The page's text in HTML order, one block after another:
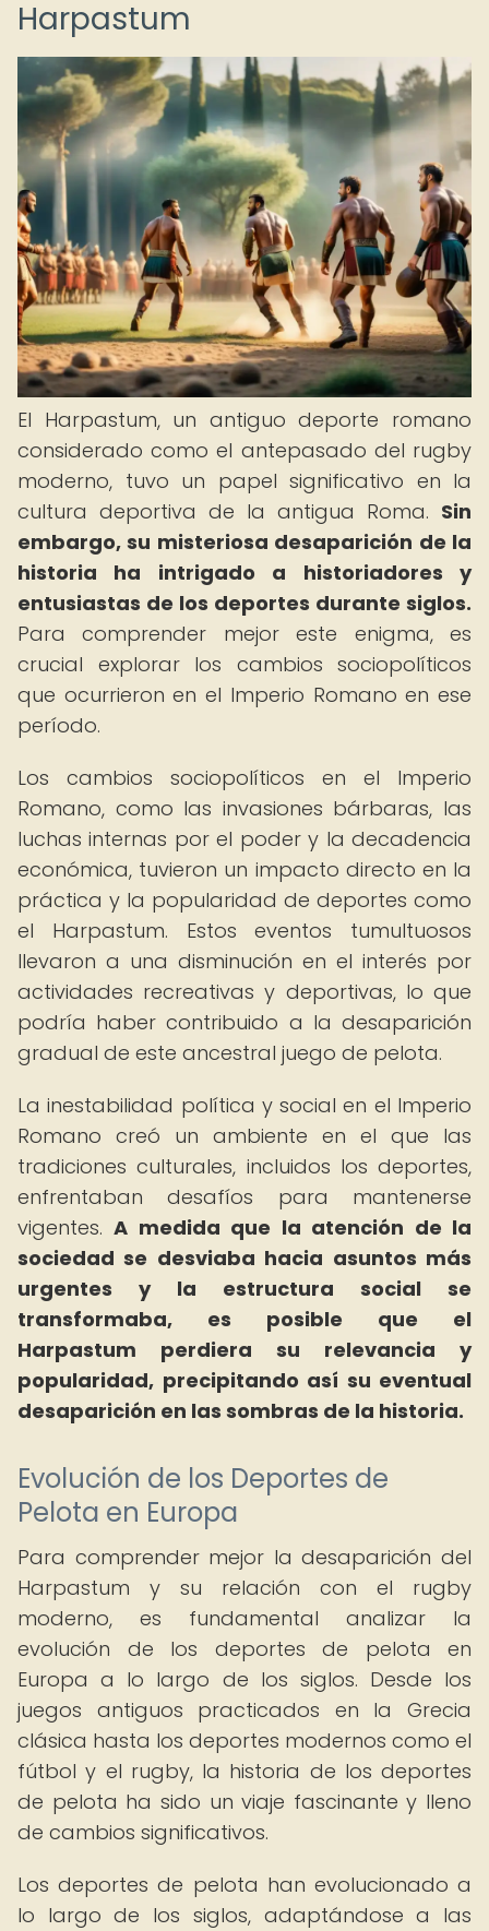
Harpastum
El Harpastum, un antiguo deporte romano
considerado como el antepasado del rugby
moderno, tuvo un papel significativo en la
cultura deportiva de la antigua Roma. Sin
embargo, su misteriosa desaparición de la
historia ha intrigado a historiadores y
entusiastas de los deportes durante siglos.
Para comprender mejor este enigma, es
crucial explorar los cambios sociopolíticos
que ocurrieron en el Imperio Romano en ese
período.
Los cambios sociopolíticos en el Imperio
Romano, como las invasiones bárbaras, las
luchas internas por el poder y la decadencia
económica, tuvieron un impacto directo en la
práctica y la popularidad de deportes como
el Harpastum. Estos eventos tumultuosos
llevaron a una disminución en el interés por
actividades recreativas y deportivas, lo que
podría haber contribuido a la desaparición
gradual de este ancestral juego de pelota.
La inestabilidad política y social en el Imperio
Romano creó un ambiente en el que las
tradiciones culturales, incluidos los deportes,
enfrentaban desafíos para mantenerse
vigentes.A medida que la atención de la
sociedad se desviaba hacia asuntos más
urgentes y la estructura social se
transformaba, es posible que el
Harpastum perdiera su relevancia y
popularidad, precipitando así su eventual
desaparición en las sombras de la historia.
Evolución de los Deportes de
Pelota en Europa
Para comprender mejor la desaparición del
Harpastum y su relación con el rugby
moderno, es fundamental analizar la
evolución de los deportes de pelota en
Europa a lo largo de los siglos. Desde los
juegos antiguos practicados en la Grecia
clásica hasta los deportes modernos como el
fútbol y el rugby, la historia de los deportes
de pelota ha sido un viaje fascinante y lleno
de cambios significativos.
Los deportes de pelota han evolucionado a
lo largo de los siglos, adaptándose a las